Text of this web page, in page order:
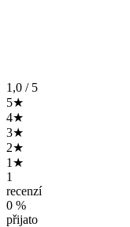
1,0 / 5
5★
4★
3★
2★
1★
1
recenzí
0 %
přijato